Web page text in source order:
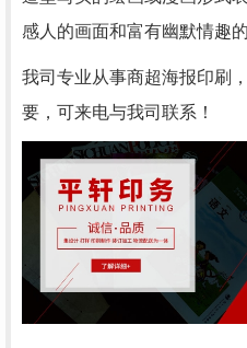
感人的画面和富有幽默情趣的
我司专业从事商超海报印刷
要，可来电与我司联系！